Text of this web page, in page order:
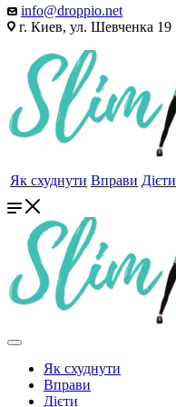
info@droppio.net
г. Киев, ул. Шевченка 19
Як схуднути Вправи Дієти
Як схуднути
Вправи
Дієти